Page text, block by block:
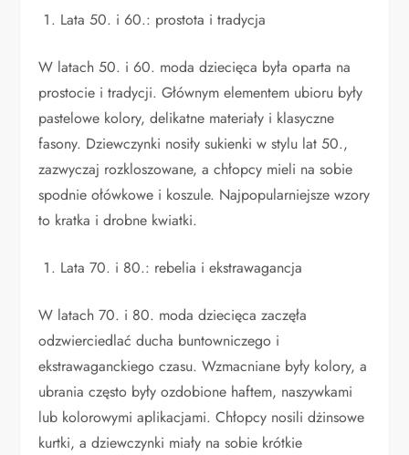
Lata 50. i 60.: prostota i tradycja
W latach 50. i 60. moda dziecięca była oparta na
prostocie i tradycji. Głównym elementem ubioru były
pastelowe kolory, delikatne materiały i klasyczne
fasony. Dziewczynki nosiły sukienki w stylu lat 50.,
zazwyczaj rozkloszowane, a chłopcy mieli na sobie
spodnie ołówkowe i koszule. Najpopularniejsze wzory
to kratka i drobne kwiatki.
Lata 70. i 80.: rebelia i ekstrawagancja
W latach 70. i 80. moda dziecięca zaczęła
odzwierciedlać ducha buntowniczego i
ekstrawaganckiego czasu. Wzmacniane były kolory, a
ubrania często były ozdobione haftem, naszywkami
lub kolorowymi aplikacjami. Chłopcy nosili dżinsowe
kurtki, a dziewczynki miały na sobie krótkie